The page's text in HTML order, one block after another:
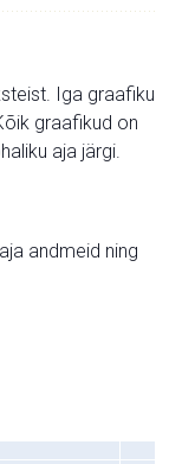
Iga graafiku
graafikud on
aja järgi.
andmeid ning